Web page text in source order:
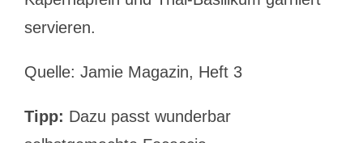
servieren.
Quelle: Jamie Magazin, Heft 3
Tipp: Dazu passt wunderbar